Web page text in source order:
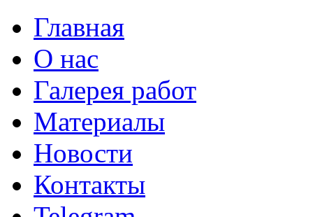
Главная
О нас
Галерея работ
Материалы
Новости
Контакты